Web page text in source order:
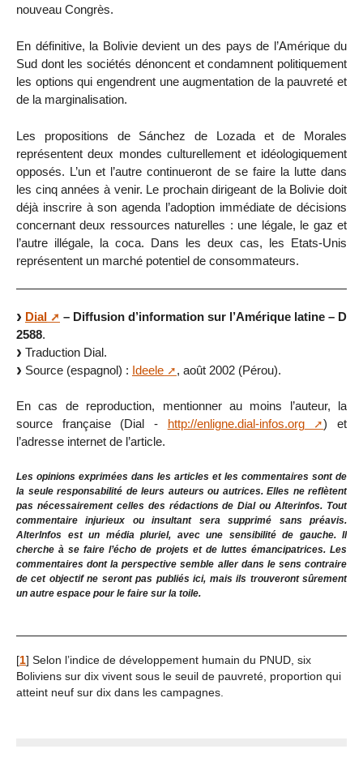
nouveau Congrès.
En définitive, la Bolivie devient un des pays de l’Amérique du
Sud dont les sociétés dénoncent et condamnent politiquement
les options qui engendrent une augmentation de la pauvreté et
de la marginalisation.
Les propositions de Sánchez de Lozada et de Morales
représentent deux mondes culturellement et idéologiquement
opposés. L’un et l’autre continueront de se faire la lutte dans
les cinq années à venir. Le prochain dirigeant de la Bolivie doit
déjà inscrire à son agenda l’adoption immédiate de décisions
concernant deux ressources naturelles : une légale, le gaz et
l’autre illégale, la coca. Dans les deux cas, les Etats-Unis
représentent un marché potentiel de consommateurs.
Dial
– Diffusion d’information sur l’Amérique latine – D
2588.
Traduction Dial.
Source (espagnol) : Ideele , août 2002 (Pérou).
En cas de reproduction, mentionner au moins l’auteur, la
source française (Dial -
http://enligne.dial-infos.org
) et
l’adresse internet de l’article.
Les opinions exprimées dans les articles et les commentaires sont de
la seule responsabilité de leurs auteurs ou autrices. Elles ne reflètent
pas nécessairement celles des rédactions de Dial ou Alterinfos. Tout
commentaire injurieux ou insultant sera supprimé sans préavis.
AlterInfos est un média pluriel, avec une sensibilité de gauche. Il
cherche à se faire l’écho de projets et de luttes émancipatrices. Les
commentaires dont la perspective semble aller dans le sens contraire
de cet objectif ne seront pas publiés ici, mais ils trouveront sûrement
un autre espace pour le faire sur la toile.
[1] Selon l’indice de développement humain du PNUD, six
Boliviens sur dix vivent sous le seuil de pauvreté, proportion qui
atteint neuf sur dix dans les campagnes.